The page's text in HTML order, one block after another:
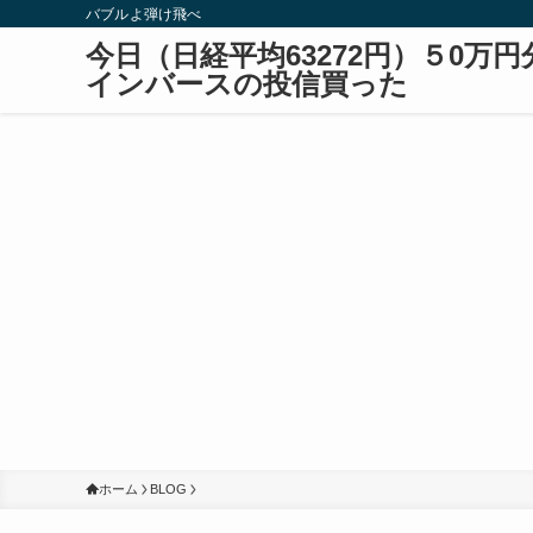
バブルよ弾け飛べ
今日（日経平均63272円）５0万円
インバースの投信買った
ホーム BLOG